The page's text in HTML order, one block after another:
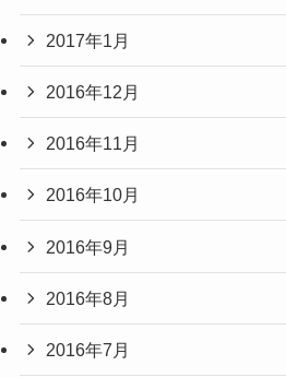
2017年1月
2016年12月
2016年11月
2016年10月
2016年9月
2016年8月
2016年7月